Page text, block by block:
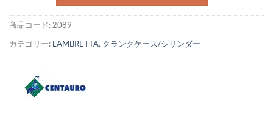
商品コード: 2089
カテゴリー: LAMBRETTA, クランクケース/シリンダー